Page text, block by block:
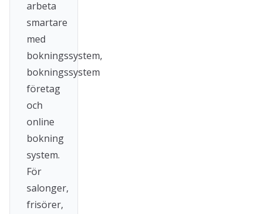
arbeta
smartare
med
bokningssystem,
bokningssystem
företag
och
online
bokning
system.
För
salonger,
frisörer,